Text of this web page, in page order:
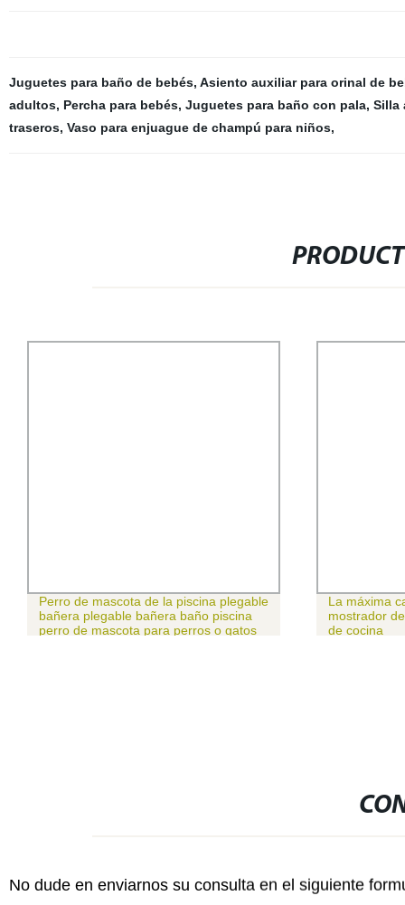
Juguetes para baño de bebés, Asiento auxiliar para orinal de
adultos, Percha para bebés, Juguetes para baño con pala, Silla
traseros, Vaso para enjuague de champú para niños,
Perro de mascota de la piscina plegable
bañera plegable bañera baño piscina
perro de mascota para perros o gatos
La máxima
mostrador
de cocina
No dude en enviarnos su consulta en el siguiente